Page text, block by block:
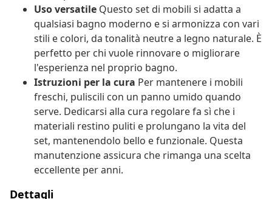
Uso versatile Questo set di mobili si adatta a
qualsiasi bagno moderno e si armonizza con vari
stili e colori, da tonalità neutre a legno naturale. È
perfetto per chi vuole rinnovare o migliorare
l'esperienza nel proprio bagno.
Istruzioni per la cura Per mantenere i mobili
freschi, puliscili con un panno umido quando
serve. Dedicarsi alla cura regolare fa sì che i
materiali restino puliti e prolungano la vita del
set, mantenendolo bello e funzionale. Questa
manutenzione assicura che rimanga una scelta
eccellente per anni.
Dettagli